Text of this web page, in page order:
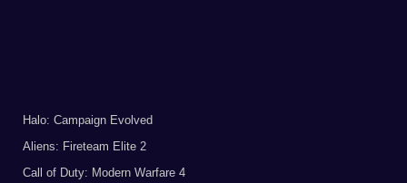
Halo: Campaign Evolved
Aliens: Fireteam Elite 2
Call of Duty: Modern Warfare 4